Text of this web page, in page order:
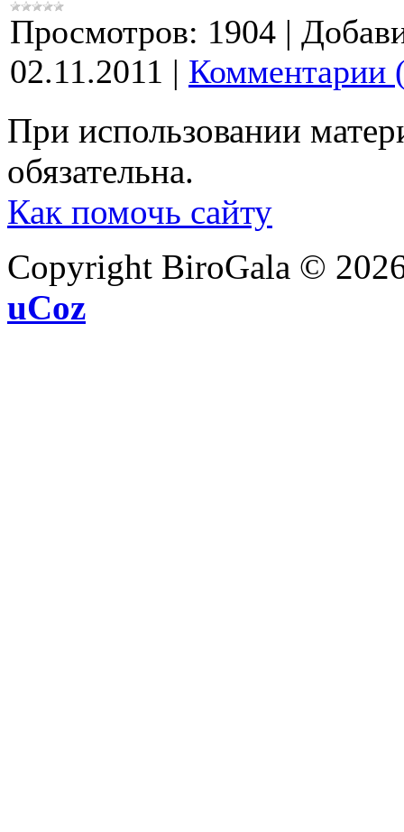
Просмотров: 1904 |
02.11.2011 | Комментарии
При использовании
обязательна.
Как помочь сайту
Copyright BiroGala ©
uCoz